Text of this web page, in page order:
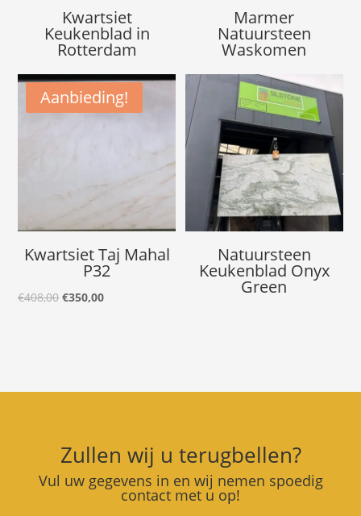
Kwartsiet
Keukenblad in
Rotterdam
Marmer
Natuursteen
Waskomen
Aanbieding!
Kwartsiet Taj Mahal
P32
€408,00Oorspronkelijke
€350,00Huidige
Natuursteen
Keukenblad Onyx
Green
Zullen wij u terugbellen?
Vul uw gegevens in en wij nemen spoedig
contact met u op!